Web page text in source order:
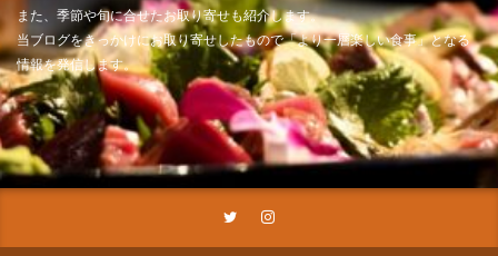
また、季節や旬に合せたお取り寄せも紹介します。
当ブログをきっかけにお取り寄せしたもので「より一層楽しい食事」となる
情報を発信します。